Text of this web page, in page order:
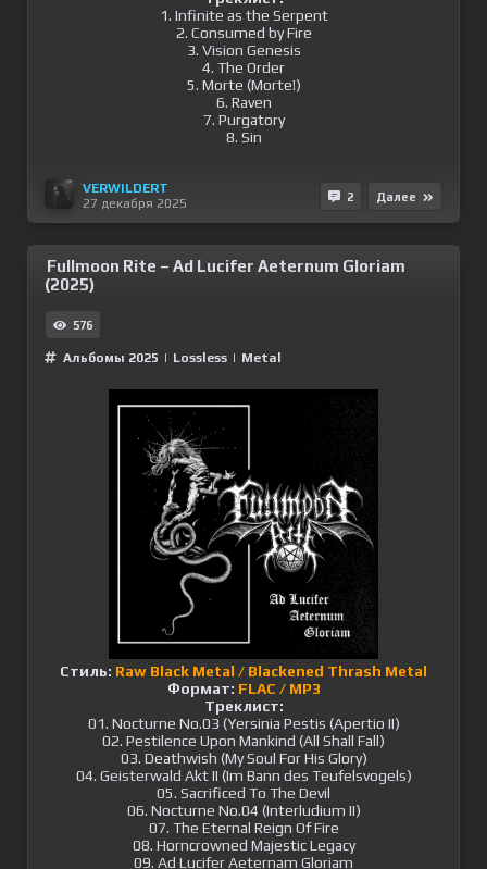
1. Infinite as the Serpent
2. Consumed by Fire
3. Vision Genesis
4. The Order
5. Morte (Morte!)
6. Raven
7. Purgatory
8. Sin
VERWILDERT
27 декабря 2025
2 Далее
Fullmoon Rite – Ad Lucifer Aeternum Gloriam
(2025)
576
Альбомы 2025 | Lossless | Metal
Стиль: Raw Black Metal / Blackened Thrash Metal
Формат: FLAC / MP3
Треклист:
01. Nocturne No.03 (Yersinia Pestis (Apertio II)
02. Pestilence Upon Mankind (All Shall Fall)
03. Deathwish (My Soul For His Glory)
04. Geisterwald Akt II (Im Bann des Teufelsvogels)
05. Sacrificed To The Devil
06. Nocturne No.04 (Interludium II)
07. The Eternal Reign Of Fire
08. Horncrowned Majestic Legacy
09. Ad Lucifer Aeternam Gloriam